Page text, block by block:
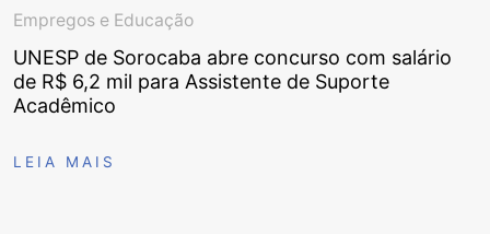
Empregos e Educação
UNESP de Sorocaba abre concurso com salário
de R$ 6,2 mil para Assistente de Suporte
Acadêmico
LEIA MAIS